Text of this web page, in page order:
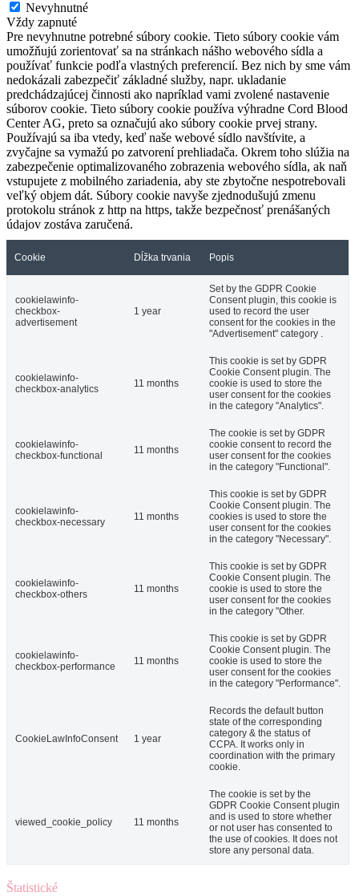
Nevyhnutné
Vždy zapnuté
Pre nevyhnutne potrebné súbory cookie. Tieto súbory cookie vám
umožňujú zorientovať sa na stránkach nášho webového sídla a
používať funkcie podľa vlastných preferencií. Bez nich by sme vám
nedokázali zabezpečiť základné služby, napr. ukladanie
predchádzajúcej činnosti ako napríklad vami zvolené nastavenie
súborov cookie. Tieto súbory cookie používa výhradne Cord Blood
Center AG, preto sa označujú ako súbory cookie prvej strany.
Používajú sa iba vtedy, keď naše webové sídlo navštívite, a
zvyčajne sa vymažú po zatvorení prehliadača. Okrem toho slúžia na
zabezpečenie optimalizovaného zobrazenia webového sídla, ak naň
vstupujete z mobilného zariadenia, aby ste zbytočne nespotrebovali
veľký objem dát. Súbory cookie navyše zjednodušujú zmenu
protokolu stránok z http na https, takže bezpečnosť prenášaných
údajov zostáva zaručená.
Cookie Dĺžka trvania Popis
cookielawinfo-
checkbox-
advertisement
1 year
Set by the GDPR Cookie
Consent plugin, this cookie is
used to record the user
consent for the cookies in the
"Advertisement" category .
cookielawinfo-
checkbox-analytics
11 months
This cookie is set by GDPR
Cookie Consent plugin. The
cookie is used to store the
user consent for the cookies
in the category "Analytics".
cookielawinfo-
checkbox-functional
11 months
The cookie is set by GDPR
cookie consent to record the
user consent for the cookies
in the category "Functional".
cookielawinfo-
checkbox-necessary
11 months
This cookie is set by GDPR
Cookie Consent plugin. The
cookies is used to store the
user consent for the cookies
in the category "Necessary".
cookielawinfo-
checkbox-others
11 months
This cookie is set by GDPR
Cookie Consent plugin. The
cookie is used to store the
user consent for the cookies
in the category "Other.
cookielawinfo-
checkbox-performance
11 months
This cookie is set by GDPR
Cookie Consent plugin. The
cookie is used to store the
user consent for the cookies
in the category "Performance".
CookieLawInfoConsent 1 year
Records the default button
state of the corresponding
category & the status of
CCPA. It works only in
coordination with the primary
cookie.
viewed_cookie_policy 11 months
The cookie is set by the
GDPR Cookie Consent plugin
and is used to store whether
or not user has consented to
the use of cookies. It does not
store any personal data.
Štatistické